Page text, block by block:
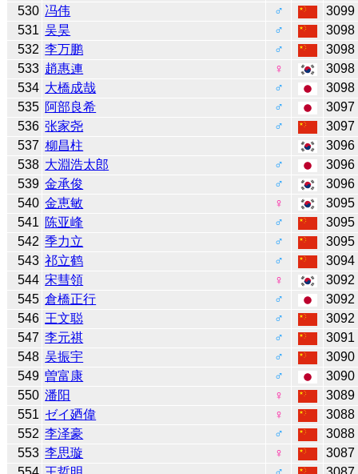
530 冯伟 ♂
3099
531 吴昊 ♂
3098
532 李万鹏 ♂
3098
533 趙惠連 ♀
3098
534 大橋成哉 ♂
3098
535 阿部良希 ♂
3097
536 张家尧 ♂
3097
537 柳昌柱
3096
538 大淵浩太郎 ♂
3096
539 金承俊 ♂
3096
540 金恵敏 ♀
3095
541 陈亚峰 ♂
3095
542 季力立 ♂
3095
543 祁立鹤 ♂
3094
544 宋彗領 ♀
3092
545 倉橋正行 ♂
3092
546 王文聪 ♂
3092
547 李元祺 ♂
3091
548 吴振宇 ♂
3090
549 曽富康 ♂
3090
550 潘阳 ♀
3089
551 ゼイ廼偉 ♀
3088
552 李泽豪 ♂
3088
553 李思璇 ♀
3087